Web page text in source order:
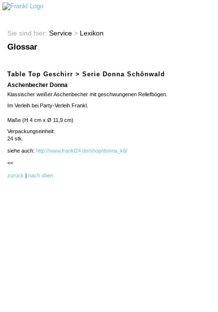
Sie sind hier: Service > Lexikon
Glossar
Table Top Geschirr > Serie Donna Schönwald
Aschenbecher Donna
Klassischer weißer Aschenbecher mit geschwungenen Reliefbögen.
Im Verleih bei Party-Verleih Frankl.
Maße (H 4 cm x Ø 11,9 cm)
Verpackungseinheit:
24 stk.
siehe auch: http://www.frankl24.de/shop/donna_k6/
<<
zurück | nach oben